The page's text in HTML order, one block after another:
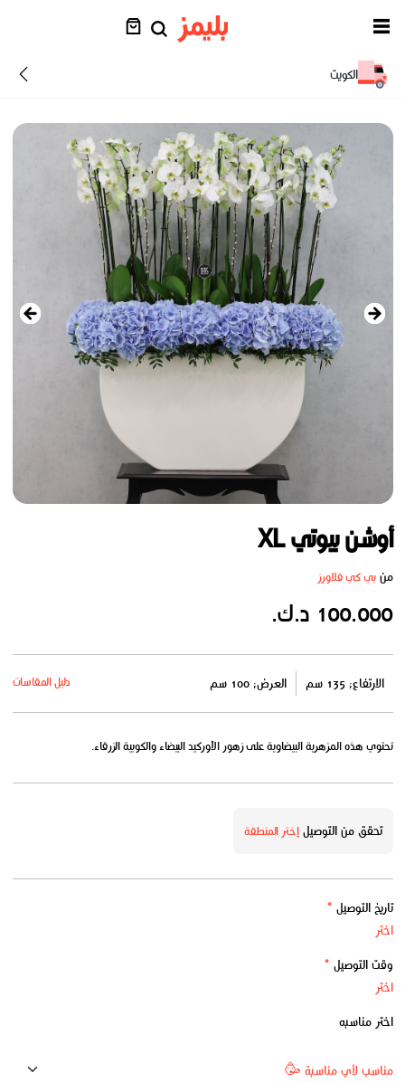
الكويت
أوشن بيوتي XL
منبي كي فلاورز
100.000 د.ك.
الارتفاع: 135 سم العرض: 100 سم دليل المقاسات
تحتوي هذه المزهرية البيضاوية على زهور الأوركيد البيضاء والكوبية الزرقاء.
تحقق من التوصيلإختر المنطقة
تاريخ التوصيل *
وقت التوصيل *
اختر مناسبه